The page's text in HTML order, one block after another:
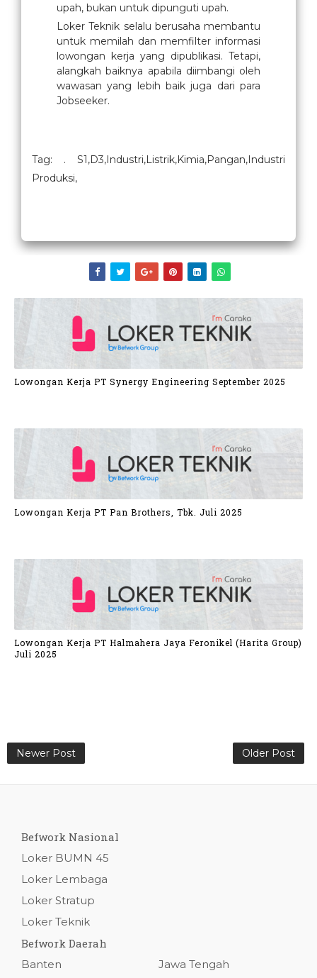
upah, bukan untuk dipunguti upah.
Loker Teknik selalu berusaha membantu
untuk memilah dan memfilter informasi
lowongan kerja yang dipublikasi. Tetapi,
alangkah baiknya apabila diimbangi oleh
wawasan yang lebih baik juga dari para
Jobseeker.
Tag: . S1,D3,Industri,Listrik,Kimia,Pangan,Industri
Produksi,
Lowongan Kerja PT Synergy Engineering September 2025
Lowongan Kerja PT Pan Brothers, Tbk. Juli 2025
Lowongan Kerja PT Halmahera Jaya Feronikel (Harita Group)
Juli 2025
Newer Post Older Post
Befwork Nasional
Loker BUMN 45
Loker Lembaga
Loker Stratup
Loker Teknik
Befwork Daerah
Banten Jawa Tengah